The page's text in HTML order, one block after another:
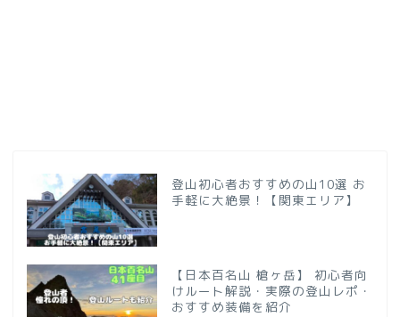
登山初心者おすすめの山10選 お
手軽に大絶景！【関東エリア】
【日本百名山 槍ヶ岳】 初心者向
けルート解説・実際の登山レポ・
おすすめ装備を紹介